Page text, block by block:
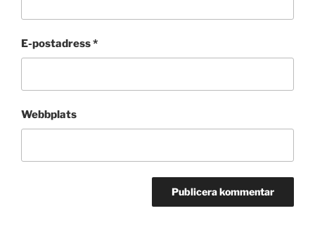
E-postadress*
Webbplats